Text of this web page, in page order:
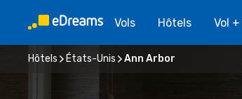
Vols Hôtels Vol
Hôtels États-Unis Ann Arbor